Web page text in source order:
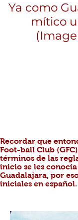
Ya como
mítico
Recordar que
Foot-ball Club
términos de las
inicio se les
Guadalajara, por
iniciales en español.